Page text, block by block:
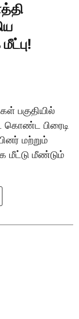
பகுதியில்
கொண்ட பிரைடி
மற்றும்
மீட்டு மீண்டும்